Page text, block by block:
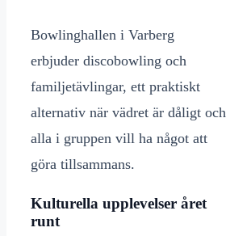
Bowlinghallen i Varberg
erbjuder discobowling och
familjetävlingar, ett praktiskt
alternativ när vädret är dåligt och
alla i gruppen vill ha något att
göra tillsammans.
Kulturella upplevelser året
runt